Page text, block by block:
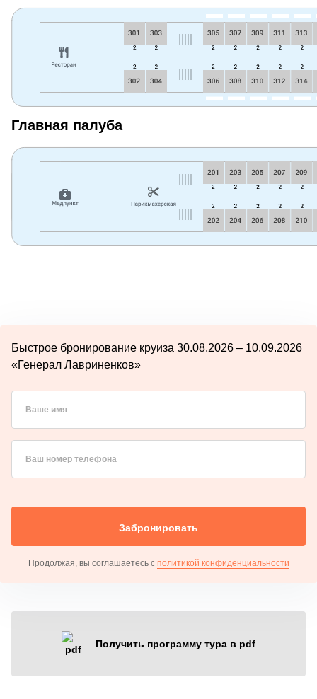
Главная палуба
Быстрое бронирование круиза 30.08.2026 – 10.09.2026
«Генерал Лавриненков»
Ваше имя
Ваш номер телефона
Забронировать
Продолжая, вы соглашаетесь с политикой конфиденциальности
Получить программу тура в pdf